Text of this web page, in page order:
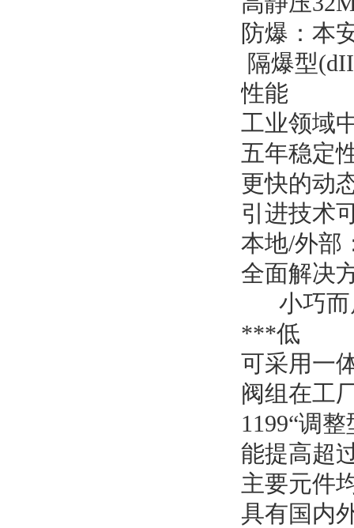
防爆：本
隔爆型
性能
工业领域
五年稳定
更快的动
引进技术
本地/外部
全面解决
小巧而
***低
可采用一
阀组在工
1199“调
能提高超
主要元件
具有国内